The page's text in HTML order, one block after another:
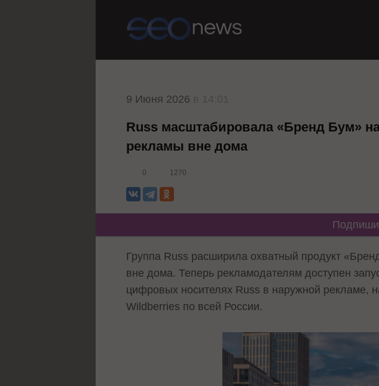
9 Июня 2026
Russ масштабировала «Бренд Бум»
рекламы вне дома
0 1270
Группа Russ расширила охватный продукт
вне дома. Теперь рекламодателям доступен
цифровых носителях Russ в наружной рекламе,
Wildberries по всей России.